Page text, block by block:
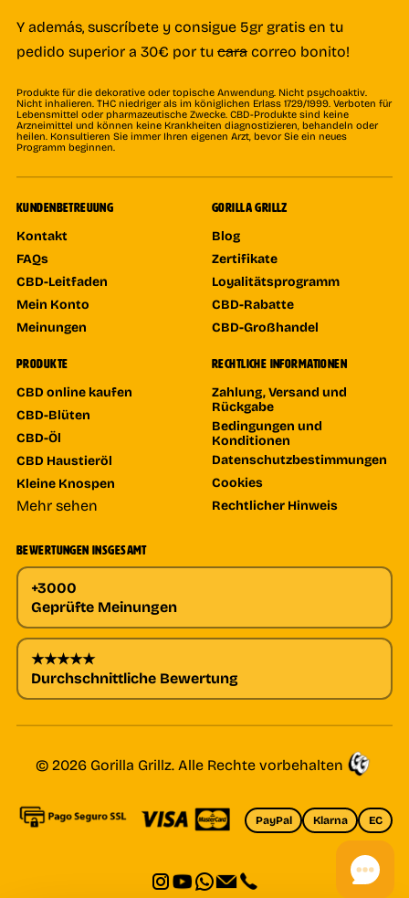
Y además, suscríbete y consigue 5gr gratis en tu
pedido superior a 30€ por tucaracorreo bonito!
Produkte für die dekorative oder topische Anwendung. Nicht psychoaktiv.
Nicht inhalieren. THC niedriger als im königlichen Erlass 1729/1999. Verboten für
Lebensmittel oder pharmazeutische Zwecke. CBD-Produkte sind keine
Arzneimittel und können keine Krankheiten diagnostizieren, behandeln oder
heilen. Konsultieren Sie immer Ihren eigenen Arzt, bevor Sie ein neues
Programm beginnen.
KUNDENBETREUUNG
Kontakt
FAQs
CBD-Leitfaden
Mein Konto
Meinungen
GORILLA GRILLZ
Blog
Zertifikate
Loyalitätsprogramm
CBD-Rabatte
CBD-Großhandel
PRODUKTE
CBD online kaufen
CBD-Blüten
CBD-Öl
CBD Haustieröl
Kleine Knospen
Mehr sehen
RECHTLICHE INFORMATIONEN
Zahlung, Versand und
Rückgabe
Bedingungen und
Konditionen
Datenschutzbestimmungen
Cookies
Rechtlicher Hinweis
BEWERTUNGEN INSGESAMT
+3000
Geprüfte Meinungen
★★★★★
Durchschnittliche Bewertung
© 2026 Gorilla Grillz. Alle Rechte vorbehalten
PayPal Klarna EC